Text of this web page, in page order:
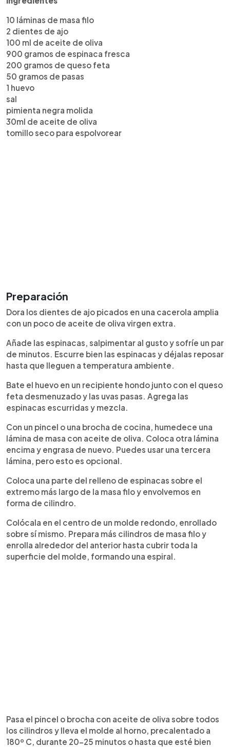
10 láminas de masa filo
2 dientes de ajo
100 ml de aceite de oliva
900 gramos de espinaca fresca
200 gramos de queso feta
50 gramos de pasas
1 huevo
sal
pimienta negra molida
30ml de aceite de oliva
tomillo seco para espolvorear
Preparación
Dora los dientes de ajo picados en una cacerola amplia
con un poco de aceite de oliva virgen extra.
Añade las espinacas, salpimentar al gusto y sofríe un par
de minutos. Escurre bien las espinacas y déjalas reposar
hasta que lleguen a temperatura ambiente.
Bate el huevo en un recipiente hondo junto con el queso
feta desmenuzado y las uvas pasas. Agrega las
espinacas escurridas y mezcla.
Con un pincel o una brocha de cocina, humedece una
lámina de masa con aceite de oliva. Coloca otra lámina
encima y engrasa de nuevo. Puedes usar una tercera
lámina, pero esto es opcional.
Coloca una parte del relleno de espinacas sobre el
extremo más largo de la masa filo y envolvemos en
forma de cilindro.
Colócala en el centro de un molde redondo, enrollado
sobre sí mismo. Prepara más cilindros de masa filo y
enrolla alrededor del anterior hasta cubrir toda la
superficie del molde, formando una espiral.
Pasa el pincel o brocha con aceite de oliva sobre todos
los cilindros y lleva el molde al horno, precalentado a
180º C, durante 20-25 minutos o hasta que esté bien